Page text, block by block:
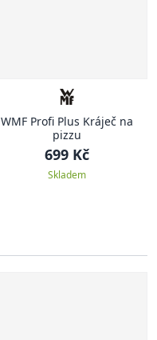
WMF Profi Plus Kráječ na
pizzu
699 Kč
Skladem